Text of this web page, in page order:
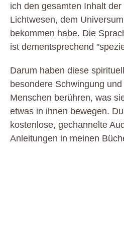
ich den gesamten Inhalt
Lichtwesen, dem
bekommen habe. Die
ist dementsprechend
Darum haben diese
besondere Schwingung
Menschen berühren, was
etwas in ihnen bewegen.
kostenlose, gechannelte
Anleitungen in meinen